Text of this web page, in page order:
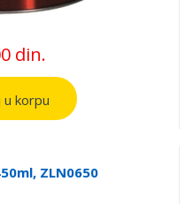
din.
u korpu
ZLN0650